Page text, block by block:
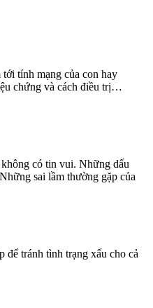
tính mạng của con hay
chứng và cách điều trị…
có tin vui. Những dấu
sai lầm thường gặp của
để tránh tình trạng xấu cho cả